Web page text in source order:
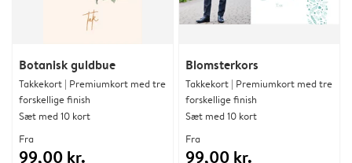
Botanisk guldbue
Takkekort | Premiumkort med tre
forskellige finish
Sæt med 10 kort
Fra
99,00 kr.
Blomsterkors
Takkekort | Premiumkort med tre
forskellige finish
Sæt med 10 kort
Fra
99,00 kr.